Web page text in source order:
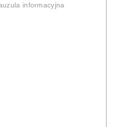
informacyjna